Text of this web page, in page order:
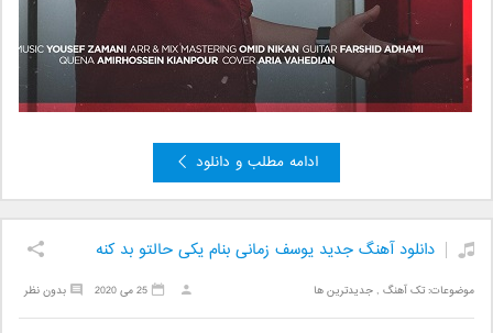
ادامه مطلب و دانلود
دانلود آهنگ جدید یوسف زمانی بنام یکی حالتو بد کنه
موضوعات:تک آهنگ ,جدیدترین ها بدون نظر 25 می 2020